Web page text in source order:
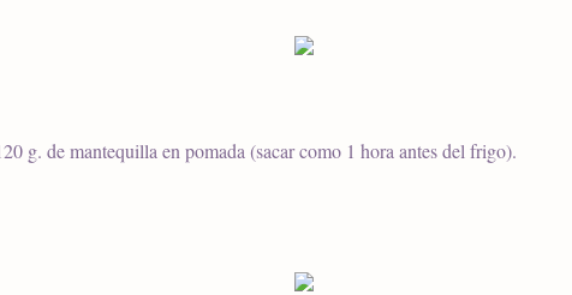
g. de mantequilla en pomada (sacar como 1 hora antes del frigo).